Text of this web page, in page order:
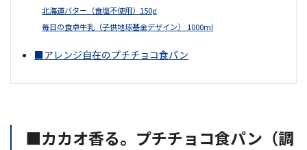
北海道バター（食塩不使用）150g
毎日の食卓牛乳（子供地球基金デザイン） 1000ml
■アレンジ自在のプチチョコ食パン
■カカオ香る。プチチョコ食パン（調